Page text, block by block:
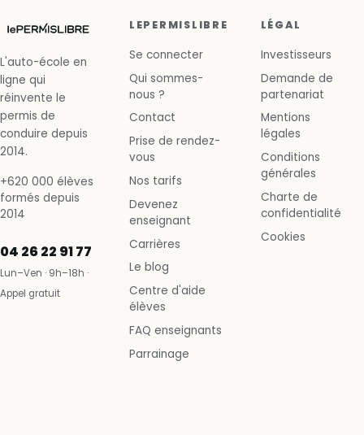
L'auto-école en
ligne qui
réinvente le
permis de
conduire depuis
2014.
+620 000 élèves
formés depuis
2014
04 26 22 91 77
Lun–Ven · 9h–18h ·
Appel gratuit
LEPERMISLIBRE
Se connecter
Qui sommes-
nous ?
Contact
Prise de rendez-
vous
Nos tarifs
Devenez
enseignant
Carrières
Le blog
Centre d'aide
élèves
FAQ enseignants
Parrainage
LÉGAL
Investisseurs
Demande de
partenariat
Mentions
légales
Conditions
générales
Charte de
confidentialité
Cookies